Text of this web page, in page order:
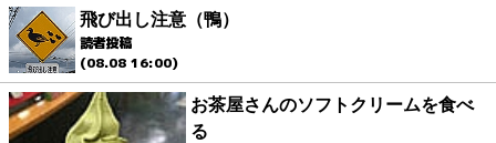
飛び出し注意（鴨）
読者投稿
(08.08 16:00)
お茶屋さんのソフトクリームを食べ
る